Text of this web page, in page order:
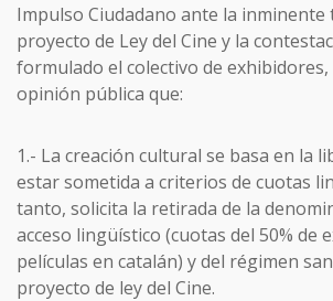
Impulso Ciudadano ante la inminente
proyecto de Ley del Cine y la
formulado el colectivo de
opinión pública que:
1.- La creación cultural se basa en la
estar sometida a criterios de cuotas
tanto, solicita la retirada de la
acceso lingüístico (cuotas del 50% de
películas en catalán) y del régimen
proyecto de ley del Cine.